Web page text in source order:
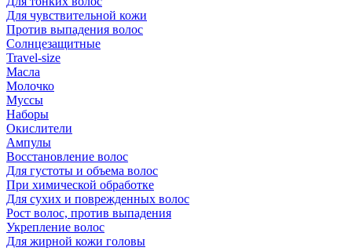
Для чувствительной кожи
Против выпадения волос
Солнцезащитные
Travel-size
Масла
Молочко
Муссы
Наборы
Окислители
Ампулы
Восстановление волос
Для густоты и объема волос
При химической обработке
Для сухих и поврежденных волос
Рост волос, против выпадения
Укрепление волос
Для жирной кожи головы